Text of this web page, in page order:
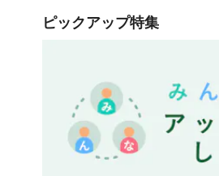
ピックアップ特集